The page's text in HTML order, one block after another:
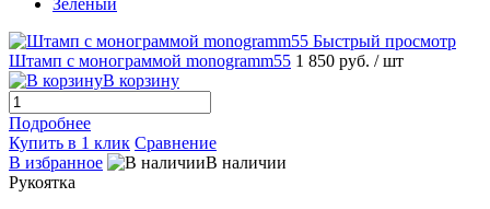
Быстрый просмотр
Штамп с монограммой monogramm55 1 850 руб. / шт
В корзину
Подробнее
Купить в 1 клик Сравнение
В избранное
В наличии
Рукоятка